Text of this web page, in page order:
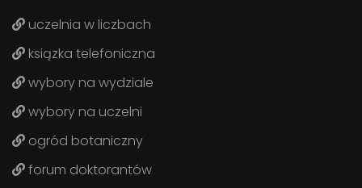
uczelnia w liczbach
ksiązka telefoniczna
wybory na wydziale
wybory na uczelni
ogród botaniczny
forum doktorantów